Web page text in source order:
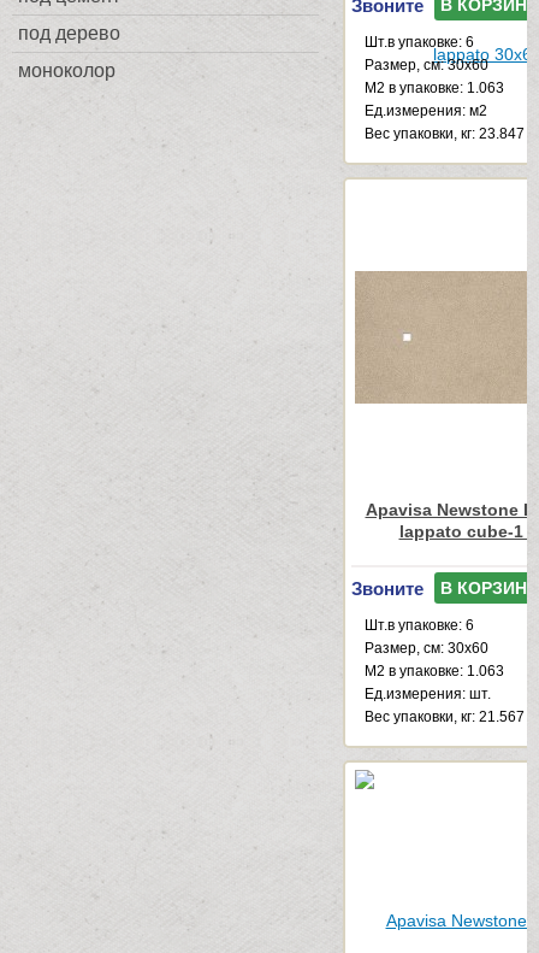
под дерево
моноколор
Звоните В КОРЗИНУ
Шт.в упаковке: 6
Размер, см: 30x60
М2 в упаковке: 1.063
Ед.измерения: м2
Веc упаковки, кг: 23.847
Apavisa Newstone
lappato cube-1
Звоните В КОРЗИНУ
Шт.в упаковке: 6
Размер, см: 30x60
М2 в упаковке: 1.063
Ед.измерения: шт.
Веc упаковки, кг: 21.567